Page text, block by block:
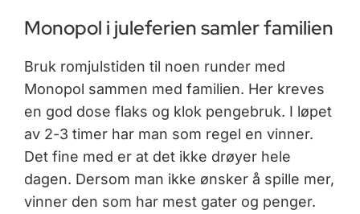
Monopol i juleferien samler familien
Bruk romjulstiden til noen runder med
Monopol sammen med familien. Her kreves
en god dose flaks og klok pengebruk. I løpet
av 2-3 timer har man som regel en vinner.
Det fine med er at det ikke drøyer hele
dagen. Dersom man ikke ønsker å spille mer,
vinner den som har mest gater og penger.